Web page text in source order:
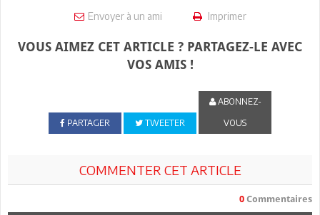
Envoyer à un ami Imprimer
VOUS AIMEZ CET ARTICLE ? PARTAGEZ-LE AVEC
VOS AMIS !
PARTAGER TWEETER
ABONNEZ-
VOUS
COMMENTER CET ARTICLE
0 Commentaires